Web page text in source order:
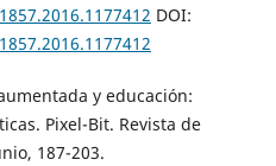
DOI:
y educación:
Pixel-Bit. Revista de
187-203.